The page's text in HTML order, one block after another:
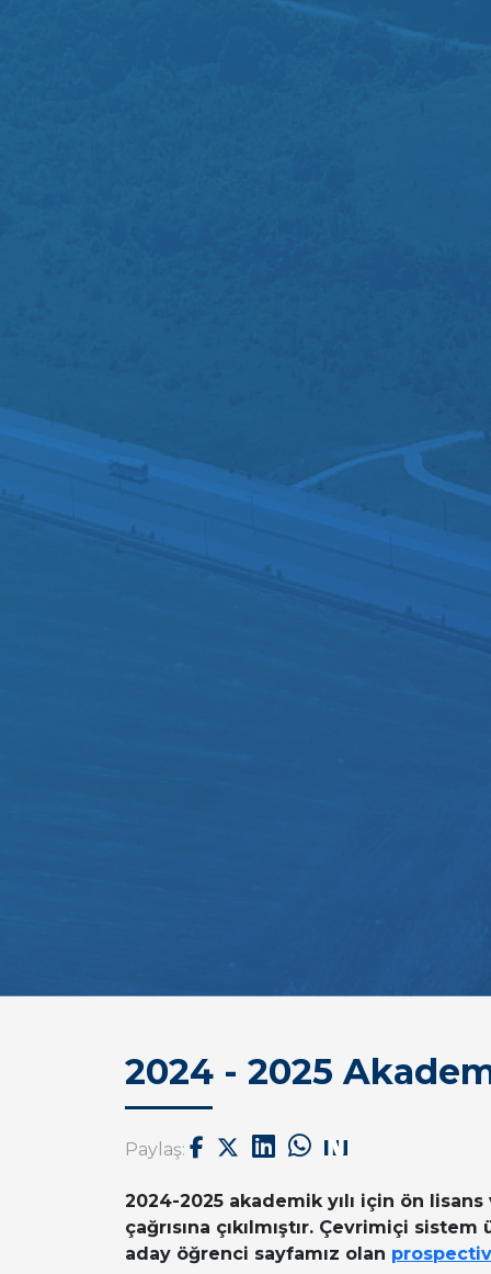
2024 - 2025
Paylaş:
2024-2025 akademik yılı için ön
çağrısına çıkılmıştır. Çevrimiçi
aday öğrenci sayfamız olan